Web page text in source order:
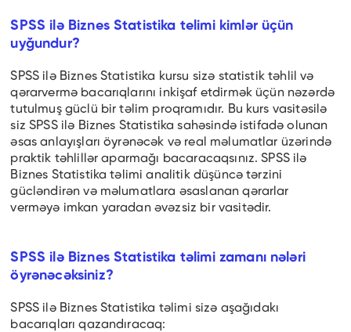
SPSS ilə Biznes Statistika telimi kimlər üçün
uyğundur?
SPSS ilə Biznes Statistika kursu sizə statistik təhlil və
qərarvermə bacarıqlarını inkişaf etdirmək üçün nəzərdə
tutulmuş güclü bir təlim proqramıdır. Bu kurs vasitəsilə
siz SPSS ilə Biznes Statistika sahəsində istifadə olunan
əsas anlayışları öyrənəcək və real məlumatlar üzərində
praktik təhlillər aparmağı bacaracaqsınız. SPSS ilə
Biznes Statistika təlimi analitik düşüncə tərzini
gücləndirən və məlumatlara əsaslanan qərarlar
verməyə imkan yaradan əvəzsiz bir vasitədir.
SPSS ilə Biznes Statistika təlimi zamanı nələri
öyrənəcəksiniz?
SPSS ilə Biznes Statistika təlimi sizə aşağıdakı
bacarıqları qazandıracaq: